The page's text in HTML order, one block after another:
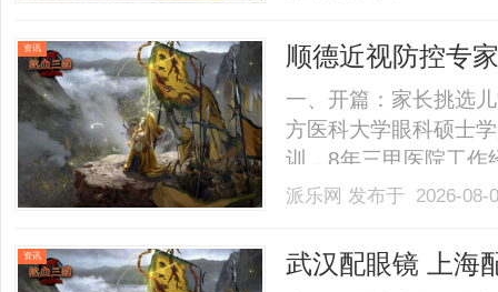
40%-60%优惠，兼顾
资讯
顺德近视防控专
视管理医
一、开篇：家长挑选
方医科大学眼科硕士
训，8年三甲医院工作
合眼轴、角膜、视功
童眼病及多发病的诊
视.........
派乐网 发布于 2026-
资讯 武汉配眼镜 上海